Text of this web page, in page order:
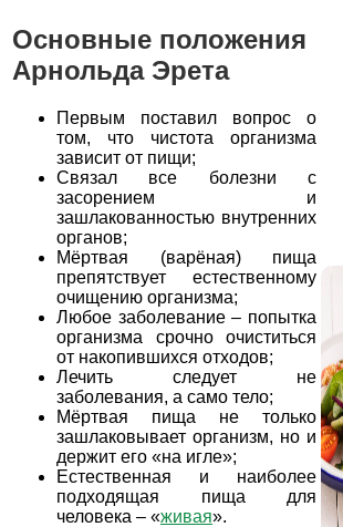
Основные положения
Арнольда Эрета
Первым поставил вопрос о
том, что чистота организма
зависит от пищи;
Связал все болезни с
засорением и
зашлакованностью внутренних
органов;
Мёртвая (варёная) пища
препятствует естественному
очищению организма;
Любое заболевание – попытка
организма срочно очиститься
от накопившихся отходов;
Лечить следует не
заболевания, а само тело;
Мёртвая пища не только
зашлаковывает организм, но и
держит его «на игле»;
Естественная и наиболее
подходящая пища для
человека – «живая».